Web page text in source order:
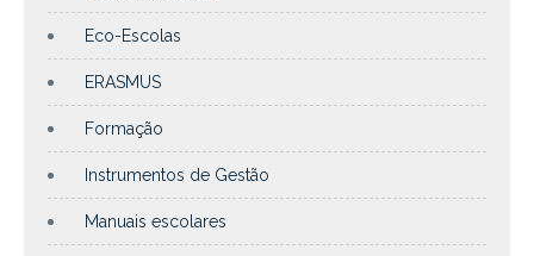
Eco-Escolas
ERASMUS
Formação
Instrumentos de Gestão
Manuais escolares